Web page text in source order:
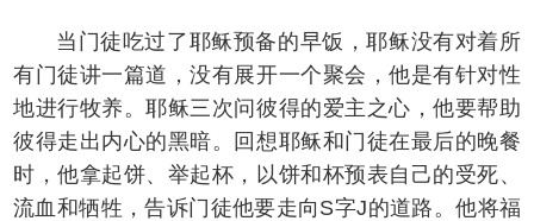
当门徒吃过了耶稣预备的早饭，耶稣没有对着所
有门徒讲一篇道，没有展开一个聚会，他是有针对性
地进行牧养。耶稣三次问彼得的爱主之心，他要帮助
彼得走出内心的黑暗。回想耶稣和门徒在最后的晚餐
时，他拿起饼、举起杯，以饼和杯预表自己的受死、
流血和牺牲，告诉门徒他要走向S字J的道路。他将福